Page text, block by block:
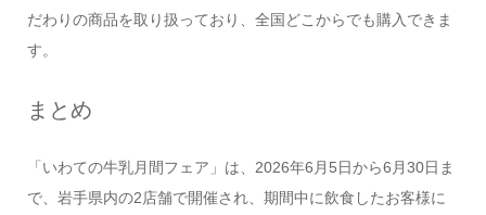
だわりの商品を取り扱っており、全国どこからでも購入できま
す。
まとめ
「いわての牛乳月間フェア」は、2026年6月5日から6月30日ま
で、岩手県内の2店舗で開催され、期間中に飲食したお客様に